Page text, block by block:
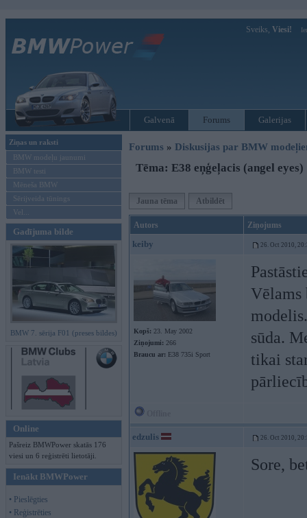
Sveiks, Viesi!
Galvenā Forums Galerijas
Ziņas un raksti
BMW modeļu jaunumi
BMW testi
Mēneša BMW
Sērijveida tūnings
Vel...
Gadījuma bilde
BMW 7. sērija F01 (preses bildes)
Online
Pašreiz BMWPower skatās 176
viesi un 6 reģistrēti lietotāji.
Ienākt BMWPower
• Pieslēgties
• Reģistrēties
Forums » Diskusijas par BMW
Tēma: E38 eņģeļacis (angel eyes)
Jauna tēma Atbildēt
Autors Ziņojums
keiby 26. Oct 2010,
Kopš: 23. May 2002
Ziņojumi: 266
Braucu ar: E38 735i Sport
Vēlams
sūda.
tikai
edzulis 26. Oct 2010,
Sore,